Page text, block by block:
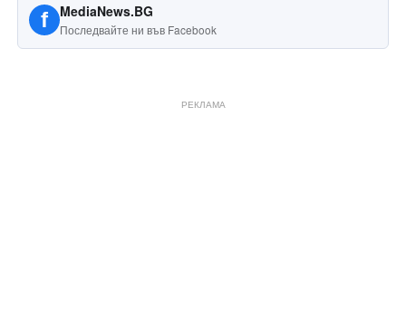
f MediaNews.BG
Последвайте ни във Facebook
РЕКЛАМА